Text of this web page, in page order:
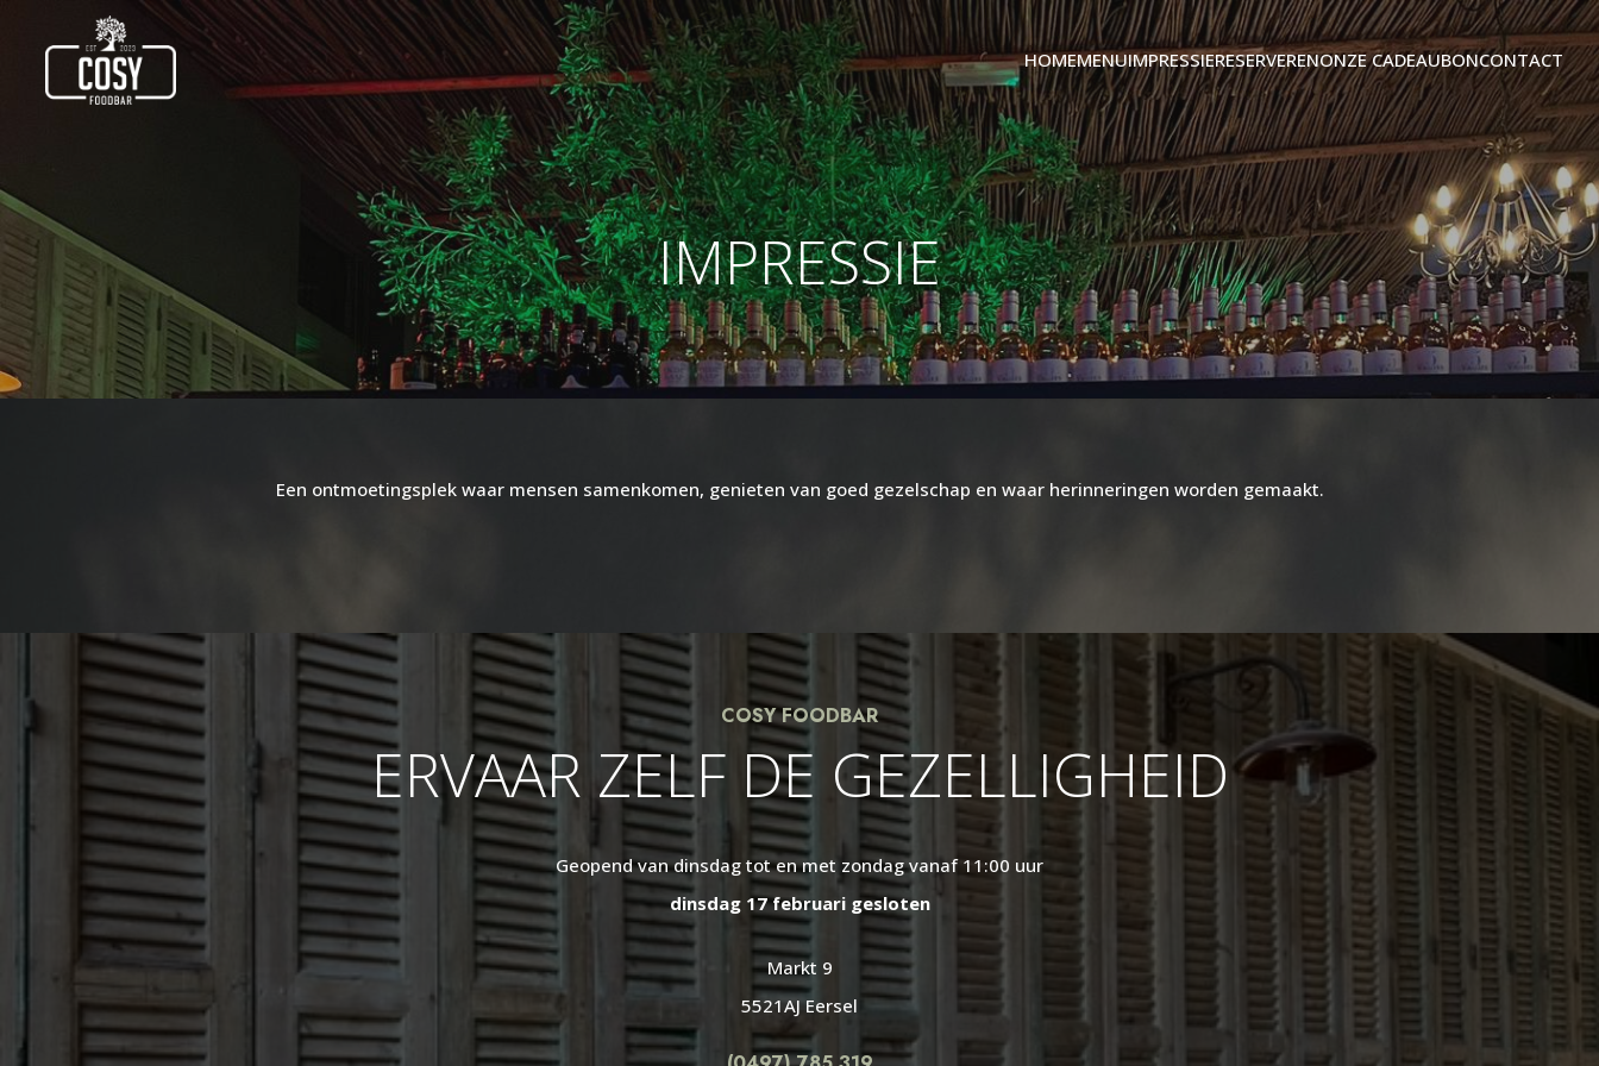
HOMEMENUIMPRESSIERESERVERENONZE CADEAUBONCONTACT
IMPRESSIE
Een ontmoetingsplek waar mensen samenkomen, genieten van goed gezelschap en waar herinneringen worden gemaakt.
COSY FOODBAR
ERVAAR ZELF DE GEZELLIGHEID
Geopend van dinsdag tot en met zondag vanaf 11:00 uur
dinsdag 17 februari gesloten
Markt 9
5521AJ Eersel